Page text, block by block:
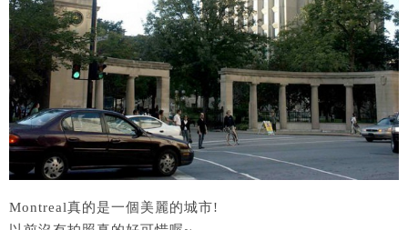
Montreal真的是一個美麗的城市!